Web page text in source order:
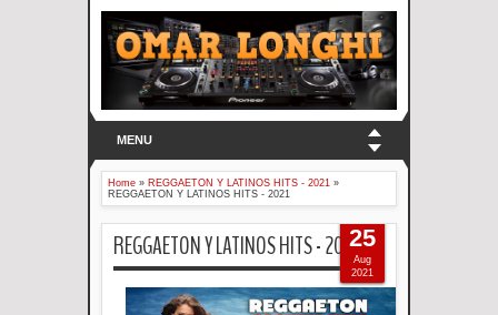
MENU
Home » REGGAETON Y LATINOS HITS - 2021 »
REGGAETON Y LATINOS HITS - 2021
REGGAETON Y LATINOS HITS - 202125
Aug
2021